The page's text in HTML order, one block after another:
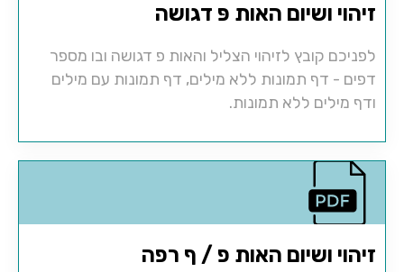
זיהוי ושיום האות פּ דגושה
לפניכם קובץ לזיהוי הצליל והאות פ דגושה ובו מספר
דפים - דף תמונות ללא מילים, דף תמונות עם מילים
ודף מילים ללא תמונות.
זיהוי ושיום האות פ / ף רפה